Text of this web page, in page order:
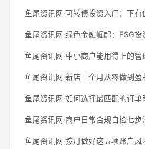
鱼尾资讯网·可转债投资入门：下
鱼尾资讯网·绿色金融崛起：ESG
鱼尾资讯网·中小商户能用得上的管
鱼尾资讯网·新店三个月从零做到
鱼尾资讯网·如何选择最匹配的订单
鱼尾资讯网·商户日常合规自检七步
鱼尾资讯网·按月做好这五项账户风